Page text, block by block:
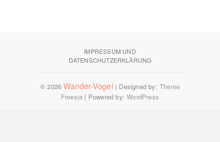
IMPRESSUM UND
DATENSCHUTZERKLÄRUNG
© 2026Wander-Vogel | Designed by: Theme
Freesia | Powered by:WordPress